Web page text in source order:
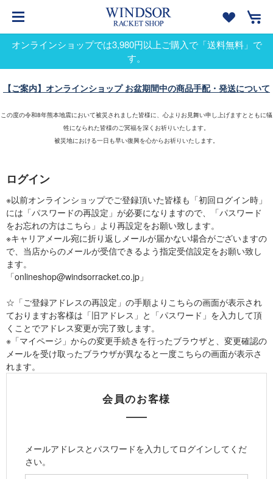
オンラインショップでは3,980円以上ご購入で「送料無料」で
す。
【ご案内】オンラインショップ お盆期間中の商品手配・発送について
この度の令和8年熊本地震において被災されました皆様に、心よりお見舞い申し上げますとともに犠
牲になられた皆様のご冥福を深くお祈りいたします。
被災地における一日も早い復興を心からお祈りいたします。
ログイン
※以前オンラインショップでご登録頂いた皆様も「初回ログイン時」
には「パスワードの再設定」が必要になりますので、「パスワード
をお忘れの方はこちら」より再設定をお願い致します。
※キャリアメール宛に折り返しメールが届かない場合がございますの
で、当店からのメールが受信できるよう指定受信設定をお願い致し
ます。
「onlineshop@windsorracket.co.jp」
☆「ご登録アドレスの再設定」の手順よりこちらの画面が表示され
ておりますお客様は「旧アドレス」と「パスワード」を入力して頂
くことでアドレス変更が完了致します。
※「マイページ」からの変更手続きを行ったブラウザと、変更確認の
メールを受け取ったブラウザが異なると一度こちらの画面が表示さ
れます。
会員のお客様
メールアドレスとパスワードを入力してログインしてくだ
さい。